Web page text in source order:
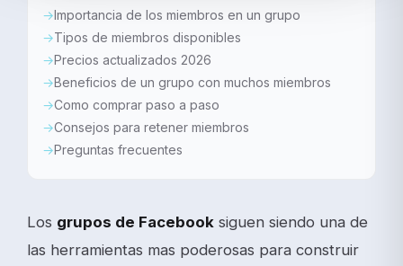
Importancia de los miembros en un grupo
Tipos de miembros disponibles
Precios actualizados 2026
Beneficios de un grupo con muchos miembros
Como comprar paso a paso
Consejos para retener miembros
Preguntas frecuentes
Los grupos de Facebook siguen siendo una de
las herramientas mas poderosas para construir